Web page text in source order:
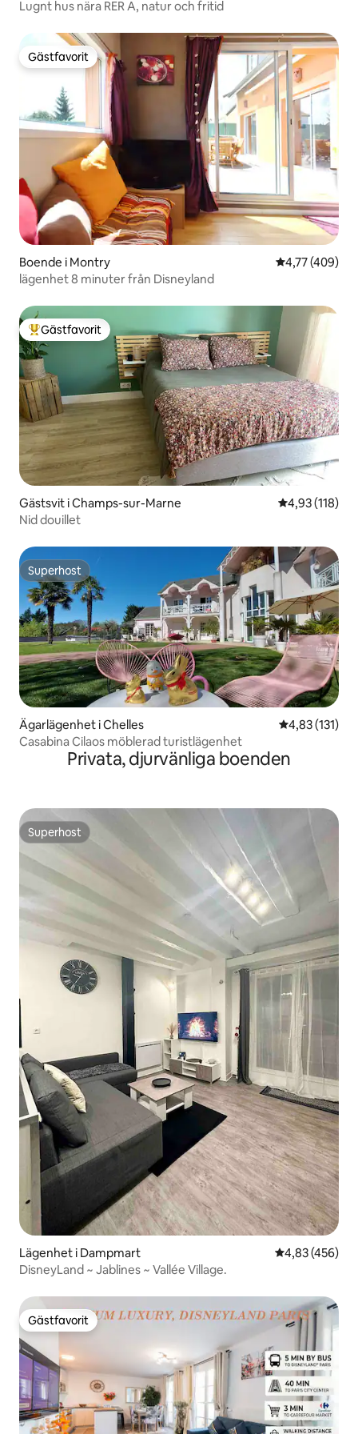
Lugnt hus nära RER A, natur och fritid
Gästfavorit
Gästfavorit
Boende i Montry 4,77 av 5 i
4,77 (409)
lägenhet 8 minuter från Disneyland
Populär gästfavorit
Gästfavorit
Gästsvit i Champs-sur-Marne 4,93 av 5 i
4,93 (118)
Nid douillet
Superhost
Superhost
Ägarlägenhet i Chelles 4,83 av 5 i
4,83 (131)
Casabina Cilaos möblerad turistlägenhet
Privata, djurvänliga boenden
Superhost
Superhost
Lägenhet i Dampmart 4,83 av 5 i
4,83 (456)
DisneyLand ~ Jablines ~ Vallée Village.
Gästfavorit
Gästfavorit